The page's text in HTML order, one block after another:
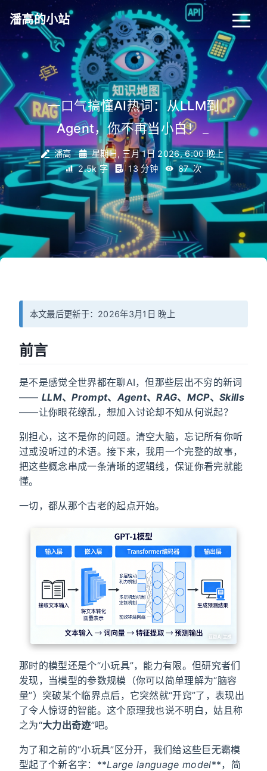
潘高的小站
一口气搞懂AI热词：从LLM到
Agent，你不再当小白！_
潘高
星期日, 三月 1日 2026, 6:00 晚上
2.5k 字
13 分钟 87次
本文最后更新于：2026年3月1日 晚上
前言
是不是感觉全世界都在聊AI，但那些层出不穷的新词
—— LLM、Prompt、Agent、RAG、 MCP、Skills
——让你眼花缭乱，想加入讨论却不知从何说起？
别担心，这不是你的问题。清空大脑，忘记所有你听
过或没听过的术语。接下来，我用一个完整的故事，
把这些概念串成一条清晰的逻辑线，保证你看完就能
懂。
一切，都从那个古老的起点开始。
那时的模型还是个“小玩具”，能力有限。但研究者们
发现，当模型的参数规模（你可以简单理解为“脑容
量”）突破某个临界点后，它突然就“开窍”了，表现出
了令人惊讶的智能。这个原理我也说不明白，姑且称
之为“大力出奇迹”吧。
为了和之前的“小玩具”区分开，我们给这些巨无霸模
型起了个新名字：**Large language model**，简